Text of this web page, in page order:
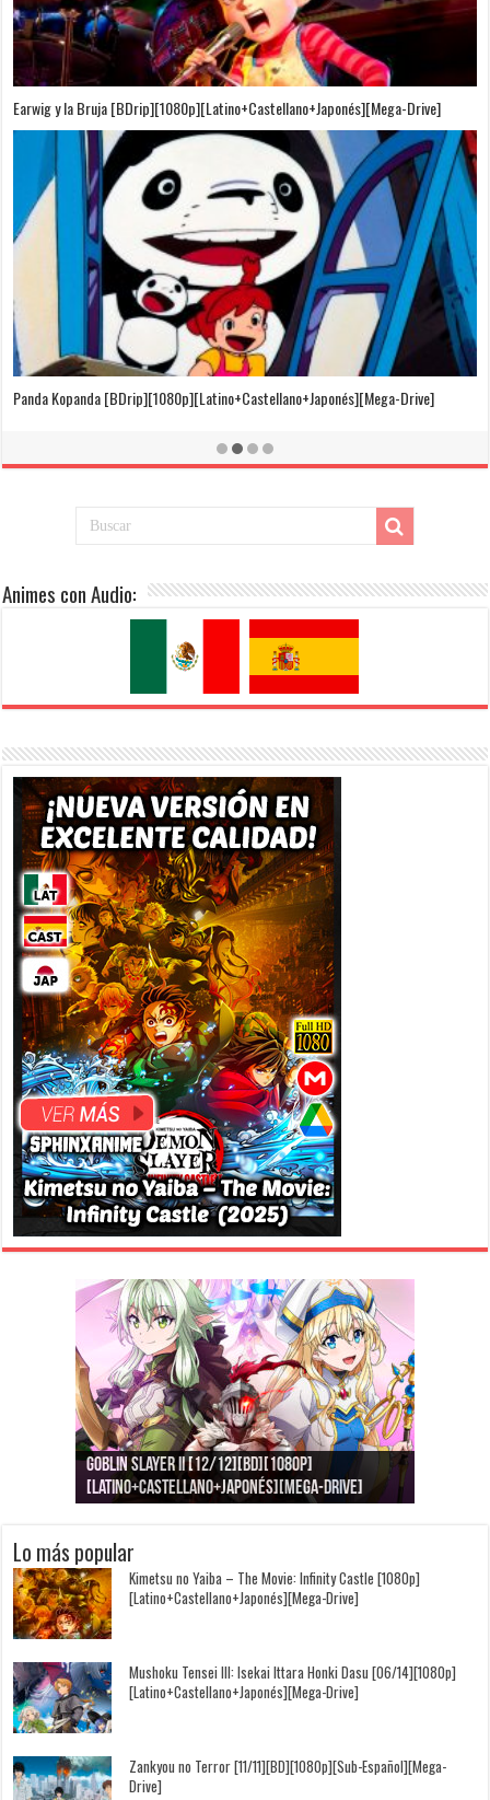
Puedo Escuchar el Mar [Película][BDrip][1080p][Dual Audio]
[Castellano+Japonés][Sub-Español][MEGA]
Animes con Audio:
Goblin Slayer II [12/12][BD][1080p]
[Latino+Castellano+Japonés][Mega-Drive]
Jujutsu Kaisen: Kaigyoku/Gyokusetsu [1080p]
[Latino+Japonés][Mega-Drive]
Kimi to, Nami ni Noretara [BD][1080p]
[Latino+Castellano+Japonés][Mega-Drive]
Nukitashi the Animation [11/11+OVAS][BD]
[1080p][Sub-Español][Mega-Drive]
Kimi wa Houkago Insomnia [13/13][BD][1080p]
[Castellano+English+Japonés][Mega-Drive]
Getsuyoubi no Tawawa [12/12+Especiales][BD]
[1080p][Sub-Español][Mega-Drive]
Lo más popular
Kimetsu no Yaiba – The Movie: Infinity Castle [1080p]
[Latino+Castellano+Japonés][Mega-Drive]
Mushoku Tensei III: Isekai Ittara Honki Dasu [06/14][1080p]
[Latino+Castellano+Japonés][Mega-Drive]
Zankyou no Terror [11/11][BD][1080p][Sub-Español][Mega-
Drive]